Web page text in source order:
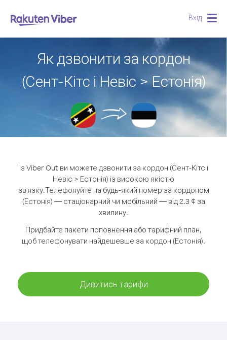
Вхід
Як дзвонити за кордон
(Сент-Кітс і Невіс > Естонія)
Із Viber Out ви можете дзвонити за кордон (Сент-Кітс і
Невіс > Естонія) із високою якістю
зв'язку.Телефонуйте на будь-який номер за кордоном
(Естонія) — стаціонарний чи мобільний — від 2.3 ¢ за
хвилину.
Придбайте пакети поповнення або тарифний план,
щоб телефонувати найдешевше за кордон (Естонія).
Дивитись тарифи